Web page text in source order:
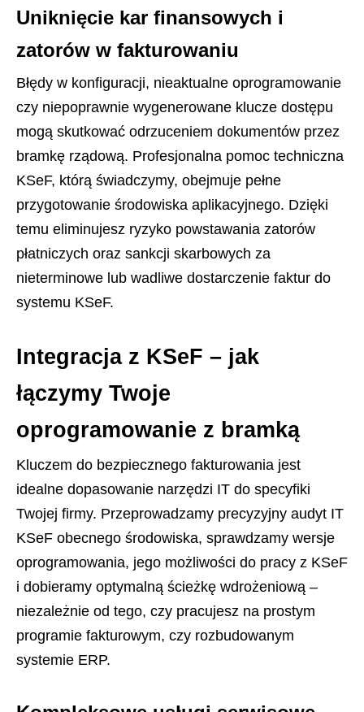
Uniknięcie kar finansowych i
zatorów w fakturowaniu
Błędy w konfiguracji, nieaktualne oprogramowanie
czy niepoprawnie wygenerowane klucze dostępu
mogą skutkować odrzuceniem dokumentów przez
bramkę rządową. Profesjonalna pomoc techniczna
KSeF, którą świadczymy, obejmuje pełne
przygotowanie środowiska aplikacyjnego. Dzięki
temu eliminujesz ryzyko powstawania zatorów
płatniczych oraz sankcji skarbowych za
nieterminowe lub wadliwe dostarczenie faktur do
systemu KSeF.
Integracja z KSeF – jak
łączymy Twoje
oprogramowanie z bramką
Kluczem do bezpiecznego fakturowania jest
idealne dopasowanie narzędzi IT do specyfiki
Twojej firmy. Przeprowadzamy precyzyjny audyt IT
KSeF obecnego środowiska, sprawdzamy wersje
oprogramowania, jego możliwości do pracy z KSeF
i dobieramy optymalną ścieżkę wdrożeniową –
niezależnie od tego, czy pracujesz na prostym
programie fakturowym, czy rozbudowanym
systemie ERP.